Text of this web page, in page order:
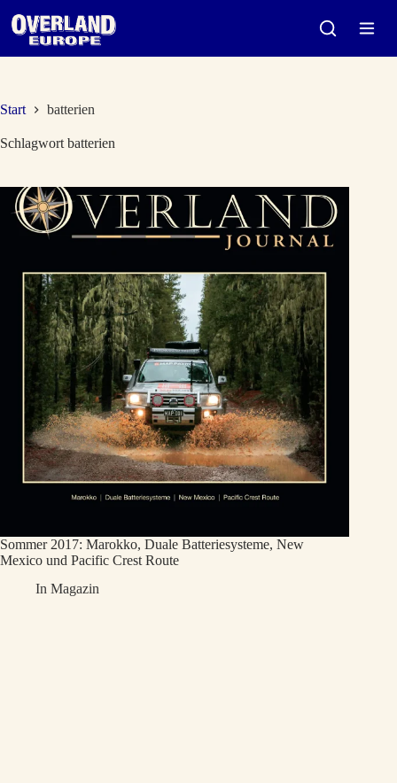
Start
batterien
Schlagwort batterien
Sommer 2017: Marokko, Duale Batteriesysteme, New
Mexico und Pacific Crest Route
In Magazin